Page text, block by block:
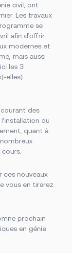
civil, ont
Les travaux
se
afin d’offrir
modernes et
mais aussi
les 3
elles)
courant des
du
quant à
cours.
ces nouveaux
vous en tirerez
prochain
en génie